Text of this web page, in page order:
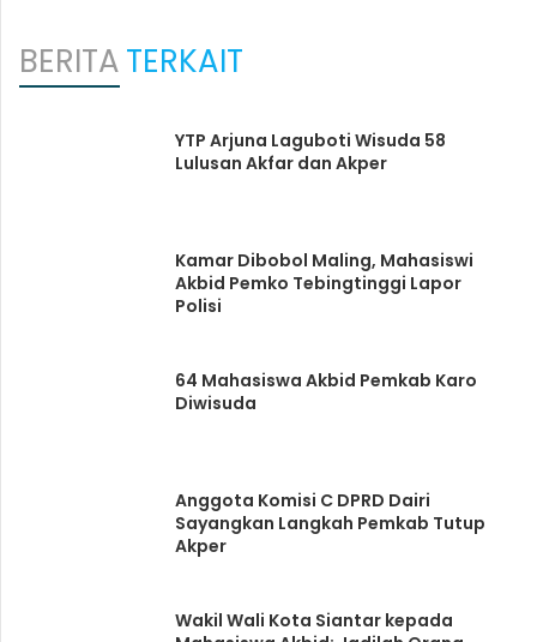
BERITATERKAIT
YTP Arjuna Laguboti Wisuda 58
Lulusan Akfar dan Akper
Kamar Dibobol Maling, Mahasiswi
Akbid Pemko Tebingtinggi Lapor
Polisi
64 Mahasiswa Akbid Pemkab Karo
Diwisuda
Anggota Komisi C DPRD Dairi
Sayangkan Langkah Pemkab Tutup
Akper
Wakil Wali Kota Siantar kepada